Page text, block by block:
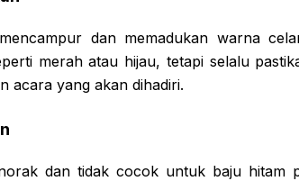
dan memadukan warna
merah atau hijau, tetapi selalu
acara yang akan dihadiri.
dan tidak cocok untuk baju hitam